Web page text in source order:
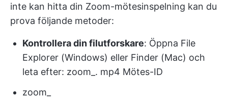
inte kan hitta din Zoom-mötesinspelning kan du
prova följande metoder:
Kontrollera din filutforskare: Öppna File
Explorer (Windows) eller Finder (Mac) och
leta efter: zoom_. mp4 Mötes-ID
zoom_